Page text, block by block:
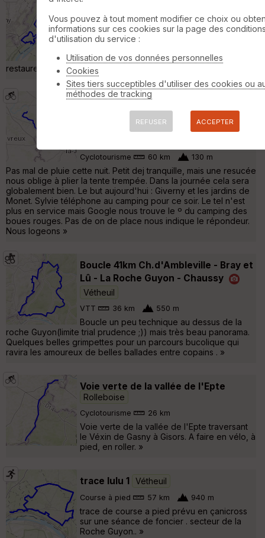
Guyon
Vétheuil
Randonnée Pédestre 14 km 320 m
et GR2. Une petite heure d'arrêt pour se
restaurer à la crêperie de La Roche Guyon :-) »
J3 Cyclo 2023; Acte 1 : La Seine -
Épisode 3 : Monet Time et résa au
camping des sables d'Olonnes
Cyclotourisme 60 km 130 m
Pas mal de pluie cette nuit. Petit dej tranquille, mais une resucée
nous oblige à plier la tente trempée. Dans la journée cela sera
globalement bien. Le but aujourd'hui : Giverny et les jardins de
Monet. Sylvie téléphone au camping pour ce soir. Le tel n'est
plus en service mais Google nous trouve le º du camping des
boues rouges. Pas de on de place nous indique le répondeur.
Nous logeons »
Boucle 41km Ch.d'Ambleville - Bray et
Lû - La Roche Guyon - Chaussy
Vétheuil
VTT 36 km 550 m
Boucle un peu technique au dessus de la
roche Guyon(limite trial prudence ;)) mais très beau panorama.
Quelques belles grimpettes pour un parcours bucolique qui
ravira les amoureux de belles ballades entre copains . »
Voie verte de la vallée de l'Epte
Rolleboise
Cyclotourisme 26 km
Voie verte de la vallée de l'Epte traversant
le Véxin de Gasny à Gisors. A faire en vélo, à
pied, en roller. »
trace lulu 1 Vétheuil
Course à pied 57 km 940 m
trace de course a pied prévu en çanicross
sur une séance de foncier . secteur de la
Roche Guyon.. »
Vous pouvez à tout moment modifier ce choix ou
informations sur ces cookies sur la page des
d'utilisation du service :
Utilisation de vos données personnelles
Cookies
Sites tiers succeptibles d'utiliser des cookies ou
méthodes de tracking
REFUSER ACCEPTER